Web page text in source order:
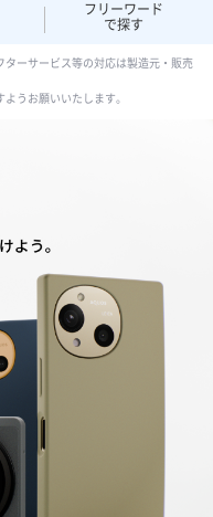
フリーワード
で探す
ーサービス等の対応は製造元・販売
うお願いいたします。